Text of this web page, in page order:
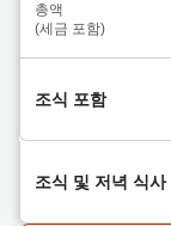
총액
(세금 포함)
조식 포함
【라
可）
조식 및 저녁 식사